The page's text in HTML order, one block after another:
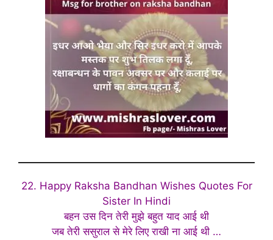
22. Happy Raksha Bandhan Wishes Quotes For
Sister In Hindi
बहन उस दिन तेरी मुझे बहुत याद आई थी
जब तेरी ससुराल से मेरे लिए राखी ना आई थी …